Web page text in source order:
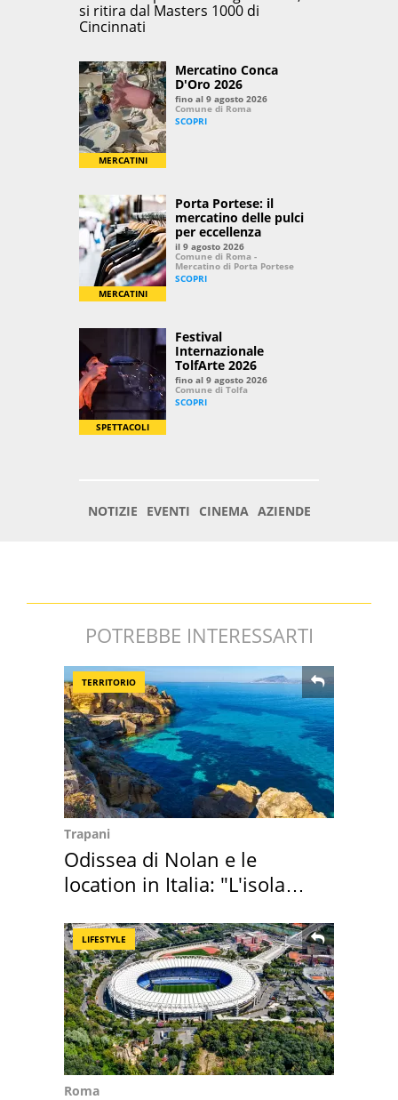
POTREBBE INTERESSARTI
TERRITORIO
Trapani
Odissea di Nolan e le
location in Italia: "L'isola
LIFESTYLE
Roma